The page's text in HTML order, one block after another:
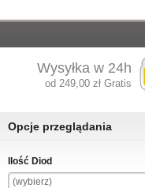
Wysyłka w 24h
od 249,00 zł Gratis
Opcje przeglądania
Ilość Diod
(wybierz)